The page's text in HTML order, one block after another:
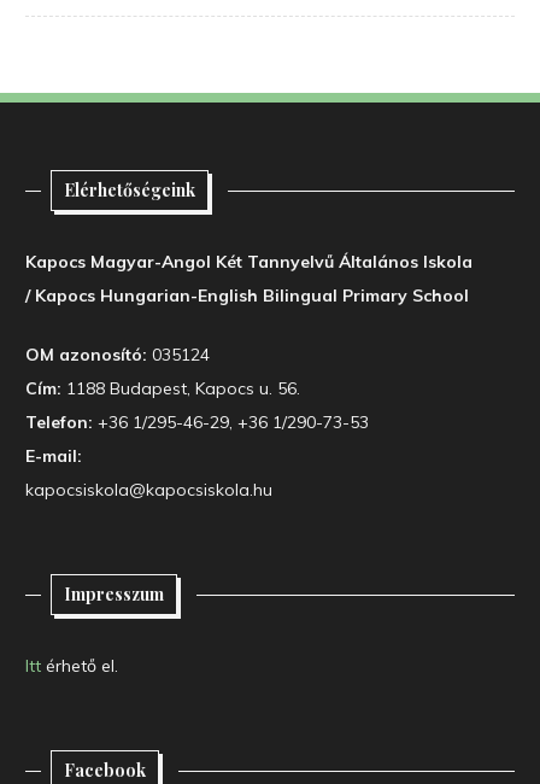
Elérhetőségeink
Kapocs Magyar-Angol Két Tannyelvű Általános Iskola
/ Kapocs Hungarian-English Bilingual Primary School
OM azonosító: 035124
Cím: 1188 Budapest, Kapocs u. 56.
Telefon: +36 1/295-46-29, +36 1/290-73-53
E-mail:
kapocsiskola@kapocsiskola.hu
Impresszum
Itt érhető el.
Facebook